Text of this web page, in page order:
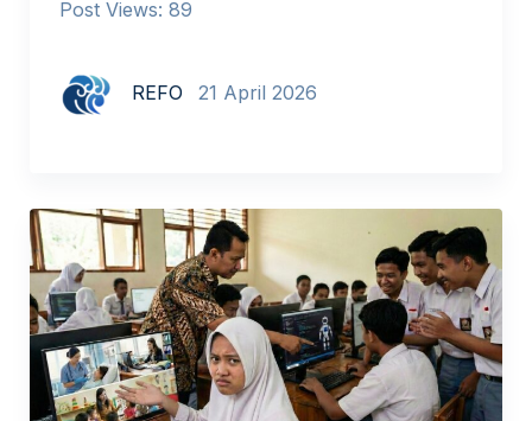
Post Views: 89
REFO 21 April 2026